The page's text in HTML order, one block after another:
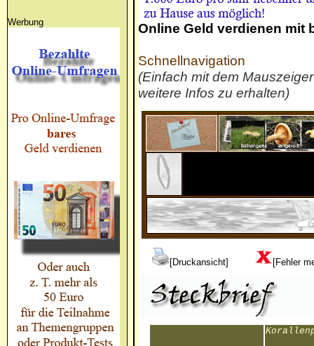
Werbung Online Geld verdienen mit
Schnellnavigation
(Einfach mit dem
weitere Infos zu erhalten)
[Druckansicht] [Fehler